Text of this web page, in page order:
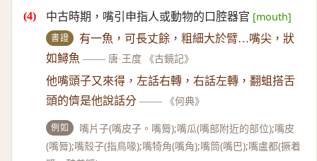
中古時期，嘴引申指人或動物的口腔器官 [mouth]
書證
有一魚，可長丈餘，粗細大於臂…嘴尖，狀
如鱘魚 —— 唐·王度 《古鏡記》
他嘴頭子又來得，左話右轉，右話左轉，翻蛆搭舌
頭的儕是他說話分 —— 《何典》
例如
嘴片子(嘴皮子。嘴脣);嘴瓜(嘴部附近的部位);嘴皮
(嘴脣);嘴殼子(指鳥喙);嘴犄角(嘴角);嘴筒(嘴巴);嘴盧都(撅着